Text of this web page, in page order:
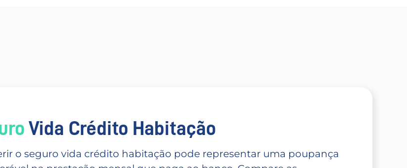
Vida Crédito Habitação
o seguro vida crédito habitação pode representar uma poupança